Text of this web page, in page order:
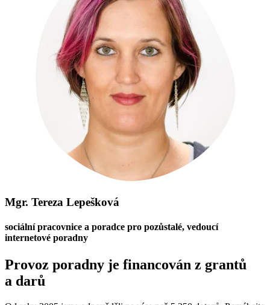
Mgr. Tereza Lepešková
sociální pracovnice a poradce pro pozůstalé, vedoucí
internetové poradny
Provoz poradny je financován z grantů
a darů